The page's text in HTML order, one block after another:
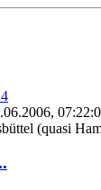
(quasi